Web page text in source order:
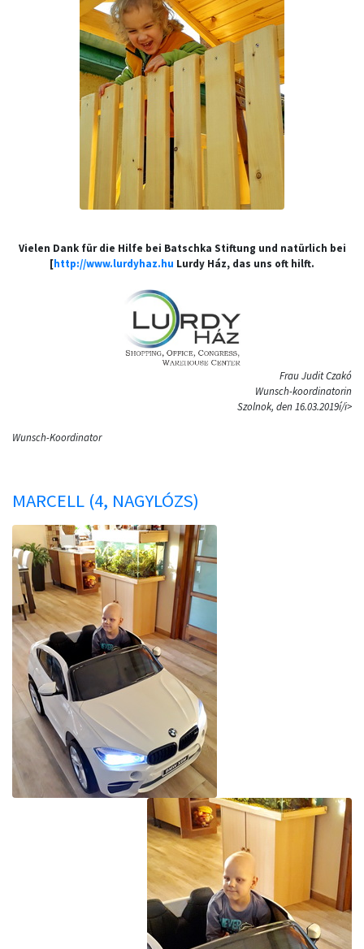
Vielen Dank für die Hilfe bei Batschka Stiftung und natürlich bei
[http://www.lurdyhaz.hu Lurdy Ház, das uns oft hilft.
Frau Judit Czakó
Wunsch-koordinatorin
Szolnok, den 16.03.2019í/i>
Wunsch-Koordinator
MARCELL (4, NAGYLÓZS)